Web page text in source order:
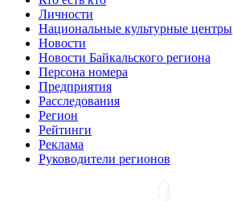
Личности
Национальные культурные центры
Новости
Новости Байкальского региона
Персона номера
Предприятия
Расследования
Регион
Рейтинги
Реклама
Руководители регионов